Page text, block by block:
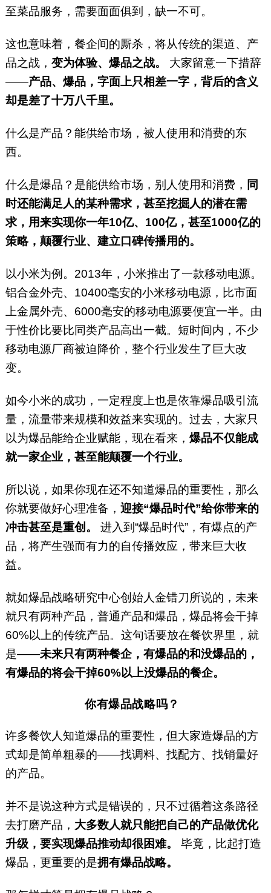
至菜品服务，需要面面俱到，缺一不可。
这也意味着，餐企间的厮杀，将从传统的渠道、产
品之战， 变为体验、爆品之战。 大家留意一下措辞
——产品、爆品，字面上只相差一字，背后的含义
却是差了十万八千里。
什么是产品？能供给市场，被人使用和消费的东
西。
什么是爆品？是能供给市场，别人使用和消费， 同
时还能满足人的某种需求，甚至挖掘人的潜在需
求，用来实现你一年10亿、100亿，甚至1000亿的
策略，颠覆行业、建立口碑传播用的。
以小米为例。2013年，小米推出了一款移动电源。
铝合金外壳、10400毫安的小米移动电源，比市面
上金属外壳、6000毫安的移动电源要便宜一半。由
于性价比要比同类产品高出一截。短时间内，不少
移动电源厂商被迫降价，整个行业发生了巨大改
变。
如今小米的成功，一定程度上也是依靠爆品吸引流
量，流量带来规模和效益来实现的。过去，大家只
以为爆品能给企业赋能，现在看来， 爆品不仅能成
就一家企业，甚至能颠覆一个行业。
所以说，如果你现在还不知道爆品的重要性，那么
你就要做好心理准备， 迎接“爆品时代”给你带来的
冲击甚至是重创。 进入到“爆品时代”，有爆点的产
品，将产生强而有力的自传播效应，带来巨大收
益。
就如爆品战略研究中心创始人金错刀所说的，未来
就只有两种产品，普通产品和爆品，爆品将会干掉
60%以上的传统产品。这句话要放在餐饮界里，就
是——未来只有两种餐企，有爆品的和没爆品的，
有爆品的将会干掉60%以上没爆品的餐企。
你有爆品战略吗？
许多餐饮人知道爆品的重要性，但大家造爆品的方
式却是简单粗暴的——找调料、找配方、找销量好
的产品。
并不是说这种方式是错误的，只不过循着这条路径
去打磨产品， 大多数人就只能把自己的产品做优化
升级，要实现爆品推动却很困难。 毕竟，比起打造
爆品，更重要的是拥有爆品战略。